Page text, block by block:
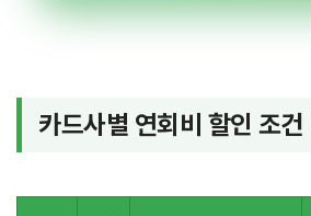
카드사별 연회비 할인 조건